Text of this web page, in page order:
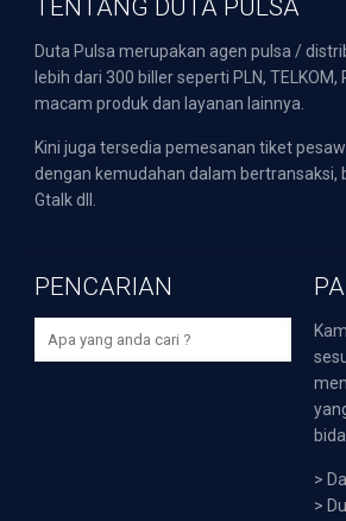
TENTANG DUTA PULSA
Duta Pulsa merupakan agen pulsa /
lebih dari 300 biller seperti PLN,
macam produk dan layanan lainnya.
Kini juga tersedia pemesanan tiket
dengan kemudahan dalam bertransaksi,
Gtalk dll.
PENCARIAN
>
>